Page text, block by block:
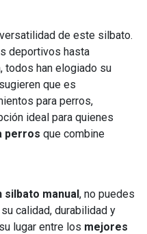
de este silbato.
deportivos hasta
han elogiado su
que es
para perros,
ideal para quienes
perros que combine
silbato manual, no puedes
calidad, durabilidad y
lugar entre los mejores